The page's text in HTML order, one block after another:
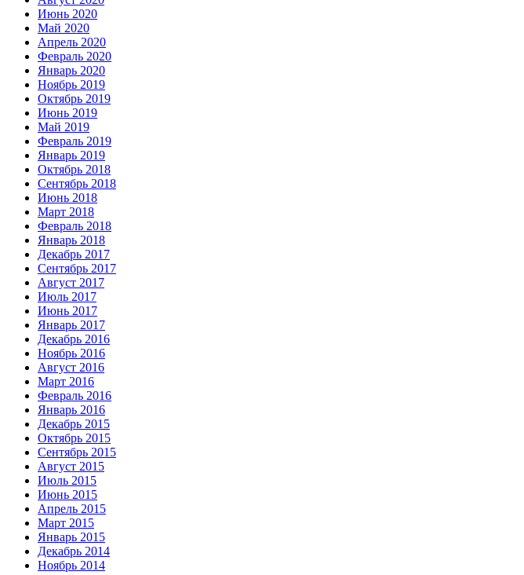
Июнь 2020
Май 2020
Апрель 2020
Февраль 2020
Январь 2020
Ноябрь 2019
Октябрь 2019
Июнь 2019
Май 2019
Февраль 2019
Январь 2019
Октябрь 2018
Сентябрь 2018
Июнь 2018
Март 2018
Февраль 2018
Январь 2018
Декабрь 2017
Сентябрь 2017
Август 2017
Июль 2017
Июнь 2017
Январь 2017
Декабрь 2016
Ноябрь 2016
Август 2016
Март 2016
Февраль 2016
Январь 2016
Декабрь 2015
Октябрь 2015
Сентябрь 2015
Август 2015
Июль 2015
Июнь 2015
Апрель 2015
Март 2015
Январь 2015
Декабрь 2014
Ноябрь 2014